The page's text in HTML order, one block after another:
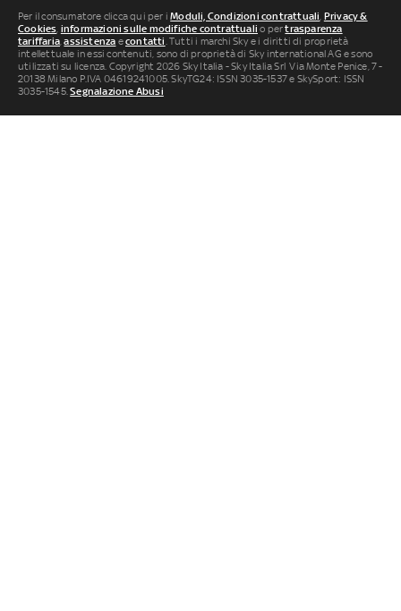
Per il consumatore clicca qui per iModuli, Condizioni contrattuali, Privacy &
Cookies, informazioni sulle modifiche contrattuali o pertrasparenza
tariffaria,assistenza econtatti. Tutti i marchi Sky e i diritti di proprietà
intellettuale in essi contenuti, sono di proprietà di Sky international AG e sono
utilizzati su licenza. Copyright 2026 Sky Italia - Sky Italia Srl Via Monte Penice, 7 -
20138 Milano P.IVA 04619241005. SkyTG24: ISSN 3035-1537 e SkySport: ISSN
3035-1545.Segnalazione Abusi